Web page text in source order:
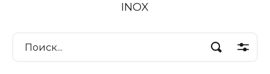
INOX